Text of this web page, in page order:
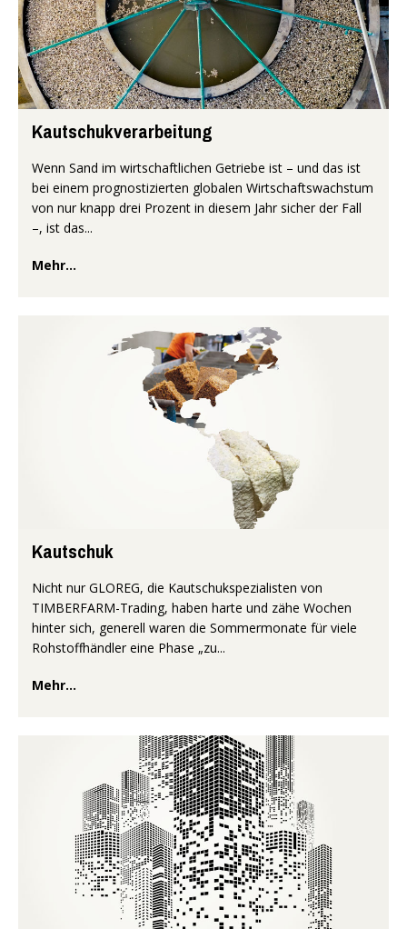
Kautschukverarbeitung
Wenn Sand im wirtschaftlichen Getriebe ist – und das ist
bei einem prognostizierten globalen Wirtschaftswachstum
von nur knapp drei Prozent in diesem Jahr sicher der Fall
–, ist das...
Mehr...
Kautschuk
Nicht nur GLOREG, die Kautschukspezialisten von
TIMBERFARM-Trading, haben harte und zähe Wochen
hinter sich, generell waren die Sommermonate für viele
Rohstoffhändler eine Phase „zu...
Mehr...